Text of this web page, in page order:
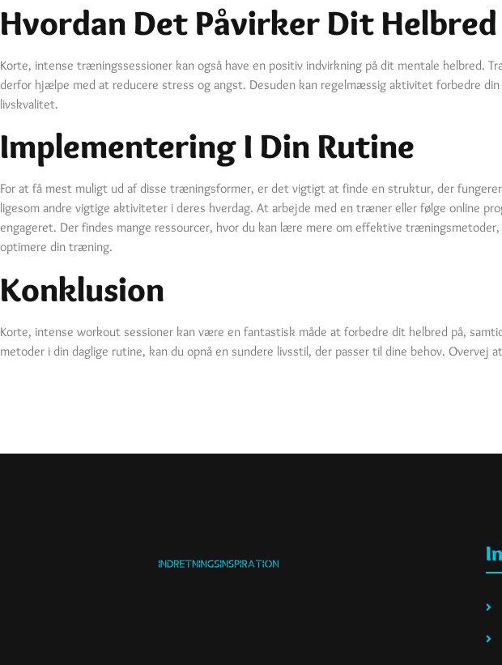
Hvordan Det Påvirker Dit Helbred
Korte, intense træningssessioner kan også have en positiv indvirkning på dit mentale helbred.
derfor hjælpe med at reducere stress og angst. Desuden kan regelmæssig aktivitet forbedre
livskvalitet.
Implementering I Din Rutine
For at få mest muligt ud af disse træningsformer, er det vigtigt at finde en struktur, der
ligesom andre vigtige aktiviteter i deres hverdag. At arbejde med en træner eller følge online
engageret. Der findes mange ressourcer, hvor du kan lære mere om effektive træningsmetoder,
optimere din træning.
Konklusion
Korte, intense workout sessioner kan være en fantastisk måde at forbedre dit helbred på,
metoder i din daglige rutine, kan du opnå en sundere livsstil, der passer til dine behov.